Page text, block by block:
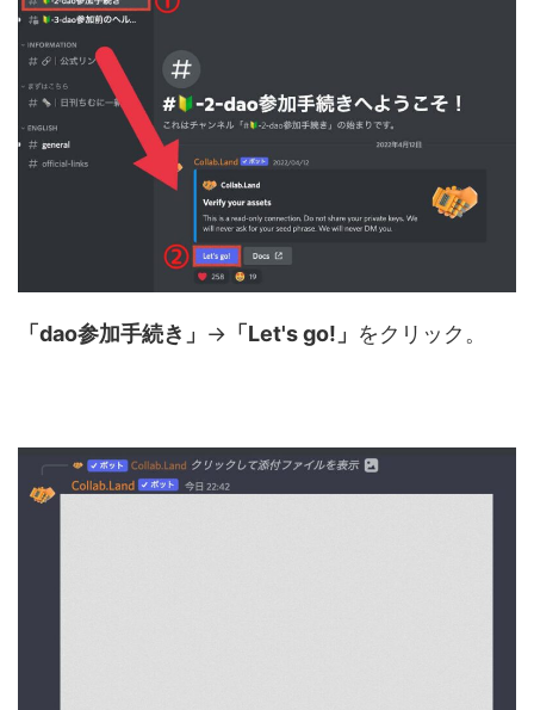
「dao参加手続き」 → 「Let's go!」 をクリック。